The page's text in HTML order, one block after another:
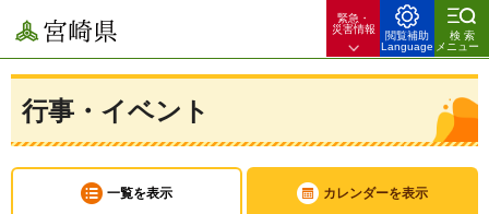
宮崎県
緊急・
災害情報
閲覧補助
Language
検索
メニュー
行事・イベント
一覧を表示 カレンダーを表示